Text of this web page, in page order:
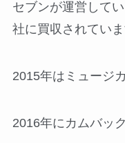
セブンが運営して
社に買収されていま
2015年はミュージ
2016年にカムバック